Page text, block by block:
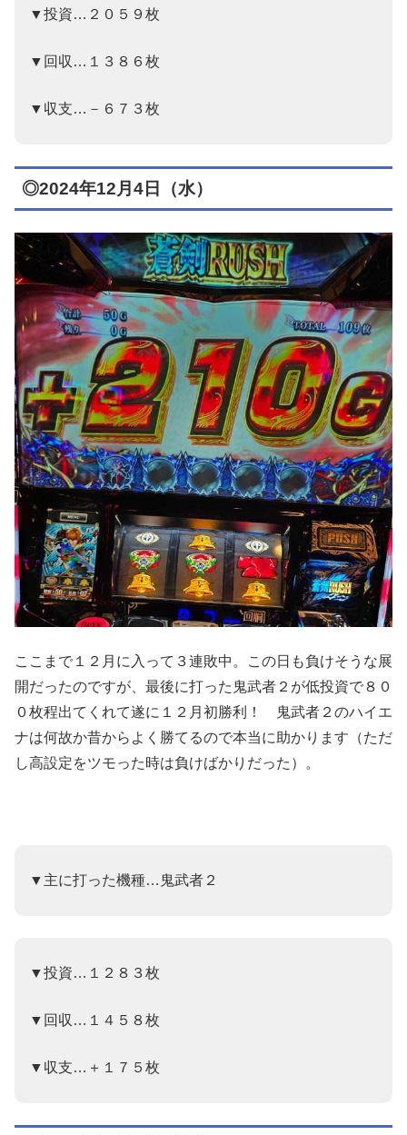
▼投資…２０５９枚
▼回収…１３８６枚
▼収支…－６７３枚
◎2024年12月4日（水）
ここまで１２月に入って３連敗中。この日も負けそうな展
開だったのですが、最後に打った鬼武者２が低投資で８０
０枚程出てくれて遂に１２月初勝利！ 鬼武者２のハイエ
ナは何故か昔からよく勝てるので本当に助かります（ただ
し高設定をツモった時は負けばかりだった）。
▼主に打った機種…鬼武者２
▼投資…１２８３枚
▼回収…１４５８枚
▼収支…＋１７５枚